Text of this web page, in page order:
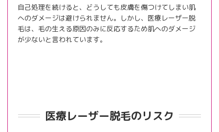
自己処理を続けると、どうしても皮膚を傷つけてしまい肌
へのダメージは避けられません。しかし、医療レーザー脱
毛は、毛の生える原因のみに反応するため肌へのダメージ
が少ないと言われています。
医療レーザー脱毛のリスク